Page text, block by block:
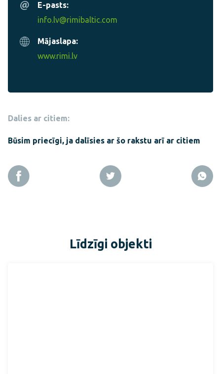
E-pasts:
info.lv@rimibaltic.com
Mājaslapa:
www.rimi.lv
Dalies ar citiem:
Būsim priecīgi, ja dalīsies ar šo rakstu arī ar citiem
Līdzīgi objekti